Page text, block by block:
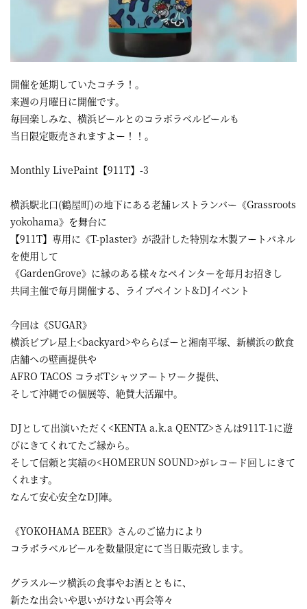
開催を延期していたコチラ！。
来週の月曜日に開催です。
毎回楽しみな、横浜ビールとのコラボラベルビールも
当日限定販売されますよー！！。
Monthly LivePaint【911T】-3
横浜駅北口(鶴屋町)の地下にある老舗レストランバー《Grassroots
yokohama》を舞台に
【911T】専用に《T-plaster》が設計した特別な木製アートパネル
を使用して
《GardenGrove》に縁のある様々なペインターを毎月お招きし
共同主催で毎月開催する、ライブペイント&DJイベント
今回は《SUGAR》
横浜ビブレ屋上<backyard>やららぽーと湘南平塚、新横浜の飲食
店舗への壁画提供や
AFRO TACOS コラボTシャツアートワーク提供、
そして沖縄での個展等、絶賛大活躍中。
DJとして出演いただく<KENTA a.k.a QENTZ>さんは911T-1に遊
びにきてくれてたご縁から。
そして信頼と実績の<HOMERUN SOUND>がレコード回しにきて
くれます。
なんて安心安全なDJ陣。
《YOKOHAMA BEER》さんのご協力により
コラボラベルビールを数量限定にて当日販売致します。
グラスルーツ横浜の食事やお酒とともに、
新たな出会いや思いがけない再会等々